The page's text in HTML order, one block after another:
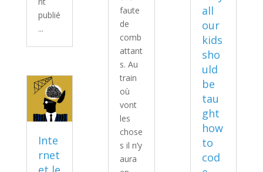
publié
...
Inte
rnet
faute
de
comb
attant
s. Au
train
où
vont
les
chose
s il n’y
aura
all
our
kids
sho
uld
be
tau
ght
how
to
cod